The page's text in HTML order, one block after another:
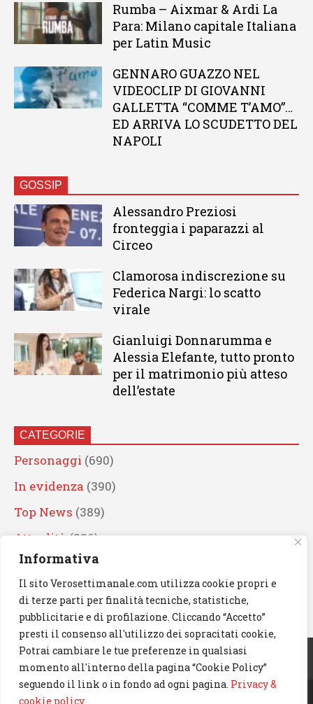
Informativa
Il sito Verosettimanale.com utilizza cookie propri e
di terze parti per finalità tecniche, statistiche,
pubblicitarie e di profilazione. Cliccando “Accetto”
presti il consenso all'utilizzo dei sopracitati cookie,
Potrai cambiare le tue preferenze in qualsiasi
momento all'interno della pagina “Cookie Policy”
seguendo il link o in fondo ad ogni pagina. Privacy &
cookie policy
Rumba – Aixmar & Ardi La
Para: Milano capitale Italiana
per Latin Music
GENNARO GUAZZO NEL
VIDEOCLIP DI GIOVANNI
GALLETTA “COMME T’AMO”…
ED ARRIVA LO SCUDETTO DEL
NAPOLI
GOSSIP
Alessandro Preziosi
fronteggia i paparazzi al
Circeo
Clamorosa indiscrezione su
Federica Nargi: lo scatto
virale
Gianluigi Donnarumma e
Alessia Elefante, tutto pronto
per il matrimonio più atteso
dell’estate
CATEGORIE
Personaggi (690)
In evidenza (390)
Top News (389)
Attualità (336)
Eventi(330)
Artisti (241)
News(239)
Cerca